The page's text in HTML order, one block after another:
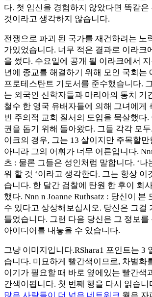
다. 첫 임신을 경험하지 않았다면 똑같은
것이라고 생각하지 않습니다.
전쟁으로 파괴 된 국가를 재건하려는 노
가있었습니다. 너무 적은 결과로 이라크
을 썼다. 수요일에 공개 될 이라크에서
년에 종교를 해결하기 위해 모인 국회는
프로테스탄트 기도서를 준수했습니다.
는 외국인 신학자들과 마리아의 통치 기
철수 한 영국 유배자들에 의해 그녀에게
빈 주의적 교회 질서의 도입을 묵살했다.
권을 돕기 위해 돌아왔다. 그들 각각 모두
이크의 경우, 그는 13 살이지만 주목할만
아니라 그의 어휘가 너무 어른입니다.
츠 : 물론 그들은 성인처럼 말합니다. ‘나
워 할 것 ‘이라고 생각한다. 그는 항상 이
습니다. 한 달간 검찰에 탄원 한 후이 회
했다. Nnn n Joanne Ruthsatz : 당신이 본
수 있다고 상상해보십시오. 당신은 그걸
들었습니다. 그런 다음 당신은 그 정보를
아이디어를 내놓을 수 있습니다.
그냥 이미지입니다.RShara1 포인트는 3
습니다. 미묘하게 빨간색이므로, 차별화
이기가 필요할 때 바로 옆에있는 빨간색
간색이됩니다. 첫 번째 행을 다시 읽습니